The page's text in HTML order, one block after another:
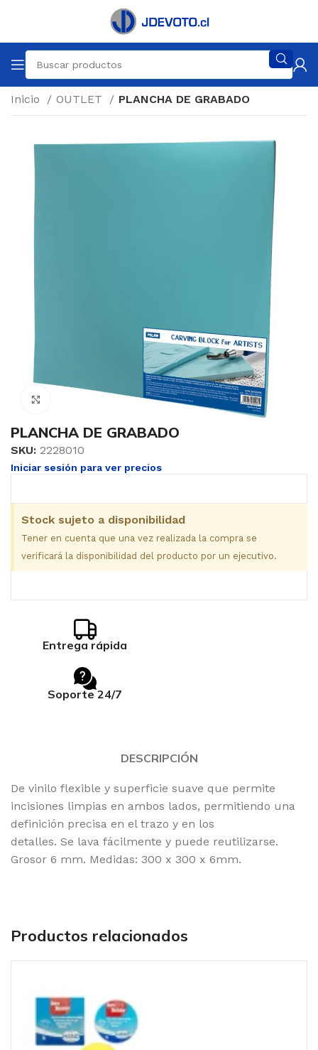
Inicio OUTLET PLANCHA DE GRABADO
Clic para ampliar
PLANCHA DE GRABADO
SKU: 2228010
Iniciar sesión para ver precios
Stock sujeto a disponibilidad
Tener en cuenta que una vez realizada la compra se
verificará la disponibilidad del producto por un ejecutivo.
Entrega rápida
Soporte 24/7
DESCRIPCIÓN
De vinilo flexible y superficie suave que permite
incisiones limpias en ambos lados, permitiendo una
definición precisa en el trazo y en los
detalles. Se lava fácilmente y puede reutilizarse.
Grosor 6 mm. Medidas: 300 x 300 x 6mm.
Productos relacionados